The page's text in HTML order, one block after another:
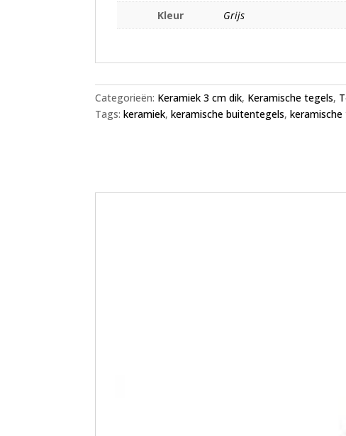
Kleur
Grijs
Categorieën: Keramiek 3 cm dik, Keramische tegels,
Tags:keramiek,keramische buitentegels,keramische